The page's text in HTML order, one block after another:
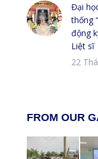
Đại
thống
động
Liệt sĩ
22
FROM OUR